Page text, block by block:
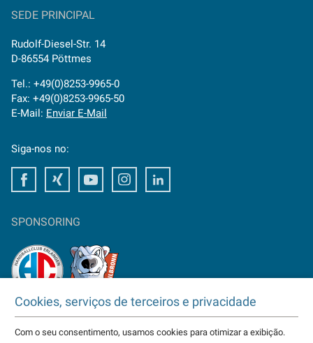
SEDE PRINCIPAL
Rudolf-Diesel-Str. 14
D-86554 Pöttmes
Tel.: +49(0)8253-9965-0
Fax: +49(0)8253-9965-50
E-Mail: Enviar E-Mail
Siga-nos no:
FacebookXing Youtube Instagram
SPONSORING
TAKTOMAT ist Partner von
HC Erlangen
Cookies, serviços de terceiros e privacidade
Com o seu consentimento, usamos cookies para otimizar a exibição.